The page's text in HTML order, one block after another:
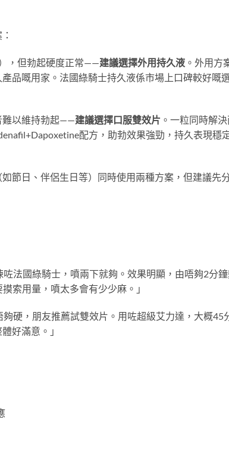
，但勃起硬度正常——建議選擇外用持久液 。外用方
品嘅用家。法國綠騎士持久液係市場上口碑較好嘅
難以維持勃起——建議選擇口服雙效片 。一粒同時解
配方，助勃效果強勁，持久表現穩
節日、伴侶生日等）同時使用兩種方案，但建議先
咗法國綠騎士，噴兩下就夠。效果明顯，由唔夠2分
索用量，噴太多會有少少麻。」
夠硬，朋友推薦試雙效片。用咗超級艾力達，大概45
好滿意。」